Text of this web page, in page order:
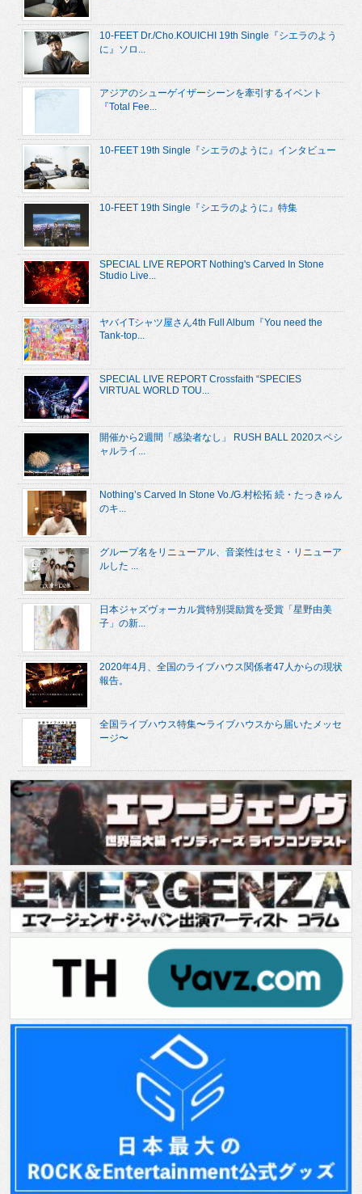
10-FEET Dr./Cho.KOUICHI 19th Single『シエラのよう
に』ソロ...
アジアのシューゲイザーシーンを牽引するイベント
『Total Fee...
10-FEET 19th Single『シエラのように』インタビュー
10-FEET 19th Single『シエラのように』特集
SPECIAL LIVE REPORT Nothing's Carved In Stone
Studio Live...
ヤバイTシャツ屋さん4th Full Album『You need the
Tank-top...
SPECIAL LIVE REPORT Crossfaith “SPECIES
VIRTUAL WORLD TOU...
開催から2週間「感染者なし」 RUSH BALL 2020スペシ
ャルライ...
Nothing’s Carved In Stone Vo./G.村松拓 続・たっきゅん
のキ...
グループ名をリニューアル、音楽性はセミ・リニューア
ルした ...
日本ジャズヴォーカル賞特別奨励賞を受賞「星野由美
子」の新...
2020年4月、全国のライブハウス関係者47人からの現状
報告。
全国ライブハウス特集〜ライブハウスから届いたメッセ
ージ〜